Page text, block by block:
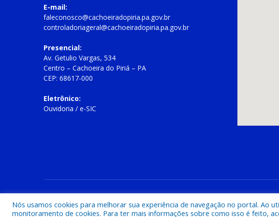
E-mail:
faleconosco@cachoeiradopiria.pa.gov.br
controladoriageral@cachoeiradopiria.pa.gov.br
Presencial:
Av. Getulio Vargas, 534
Centro – Cachoeira do Piriá – PA
CEP: 68617-000
Eletrônico:
Ouvidoria / e-SIC
Nós usamos cookies para melhorar sua experiência de navegação no portal. Ao
monitoramento de cookies. Para ter mais informações sobre como isso é feito,